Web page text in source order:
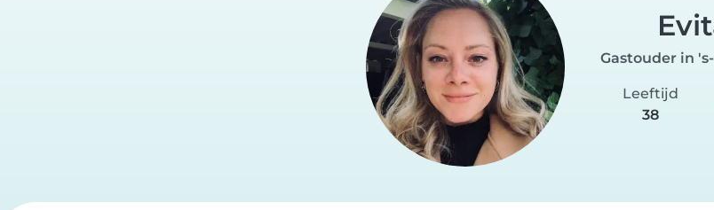
Gastouder in
Leeftijd
38